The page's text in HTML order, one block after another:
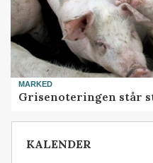
MARKED
Grisenoteringen står
KALENDER